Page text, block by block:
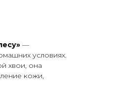
—
условиях.
хвои, она
кожи,